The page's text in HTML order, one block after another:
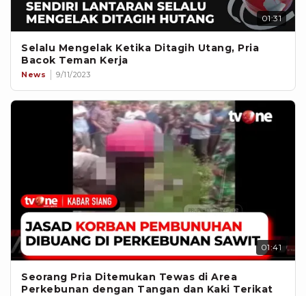
01:31
Selalu Mengelak Ketika Ditagih Utang, Pria
Bacok Teman Kerja
News 9/11/2023
01:41
Seorang Pria Ditemukan Tewas di Area
Perkebunan dengan Tangan dan Kaki Terikat